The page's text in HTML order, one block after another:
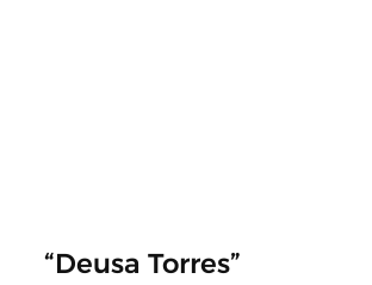
“Deusa Torres”